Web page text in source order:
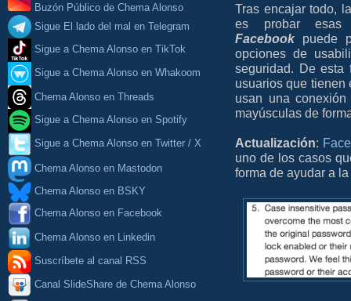
Buzón Público de Chema Alonso
Sigue El lado del mal en Telegram
Sigue a Chema Alonso en TikTok
Sigue a Chema Alonso en Whakoom
Chema Alonso en Threads
Sigue a Chema Alonso en Spotify
Sigue a Chema Alonso en Twitter / X
Chema Alonso en Mastodon
Chema Alonso en BSKY
Chema Alonso en Facebook
Chema Alonso en Linkedin
Suscríbete al canal RSS
Canal SlideShare de Chema Alonso
Tras encajar todo,
es probar esas
Facebookpuede
opciones de
seguridad. De esta
usuarios que tienen
usan una
mayúsculas de
Actualización:
uno de los casos
forma de ayudar a